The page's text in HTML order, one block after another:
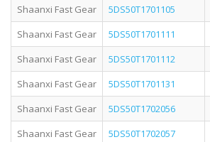
Shaanxi Fast Gear 5DS50T1701105
Shaanxi Fast Gear
5DS50T1701111
Shaanxi Fast Gear
5DS50T1701112
Shaanxi Fast Gear
5DS50T1701131
Shaanxi Fast Gear
5DS50T1702056
Shaanxi Fast Gear
5DS50T1702057